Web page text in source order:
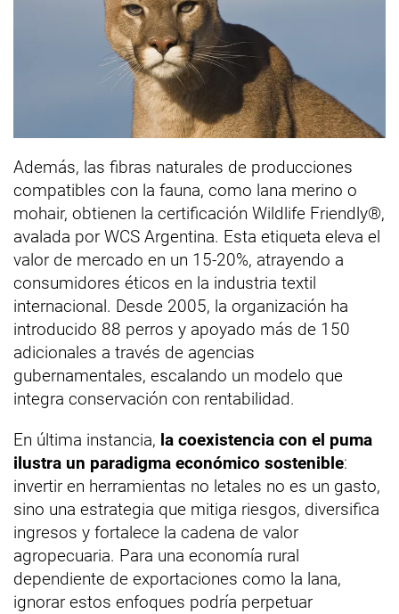
Además, las fibras naturales de producciones
compatibles con la fauna, como lana merino o
mohair, obtienen la certificación Wildlife Friendly®,
avalada por WCS Argentina. Esta etiqueta eleva el
valor de mercado en un 15-20%, atrayendo a
consumidores éticos en la industria textil
internacional. Desde 2005, la organización ha
introducido 88 perros y apoyado más de 150
adicionales a través de agencias
gubernamentales, escalando un modelo que
integra conservación con rentabilidad.
En última instancia, la coexistencia con el puma
ilustra un paradigma económico sostenible:
invertir en herramientas no letales no es un gasto,
sino una estrategia que mitiga riesgos, diversifica
ingresos y fortalece la cadena de valor
agropecuaria. Para una economía rural
dependiente de exportaciones como la lana,
ignorar estos enfoques podría perpetuar